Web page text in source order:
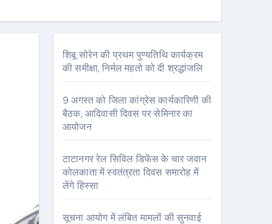
शिबू सोरेन की प्रथम पुण्यतिथि कार्यक्रम
की समीक्षा, निर्मल महतो को दी श्रद्धांजलि
9 अगस्त को जिला कांग्रेस कार्यकारिणी की
बैठक, आदिवासी दिवस पर सेमिनार का
आयोजन
टाटानगर रेल सिविल डिफेंस के चार जवान
कोलकाता में स्वतंत्रता दिवस समारोह में
लेंगे हिस्सा
सूचना आयोग में लंबित मामलों की सुनवाई